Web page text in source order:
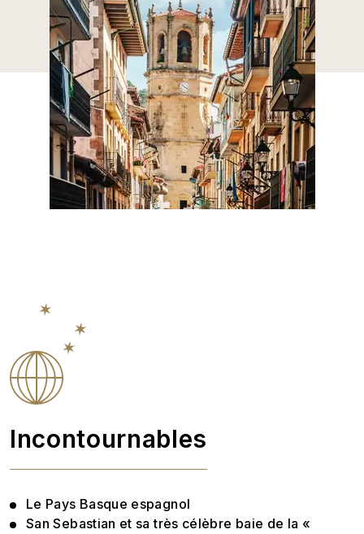
Incontournables
Le Pays Basque espagnol
San Sebastian et sa très célèbre baie de la «